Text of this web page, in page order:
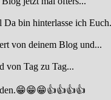
bin hinterlasse ich
von deinem Blog und...
von Tag zu Tag...